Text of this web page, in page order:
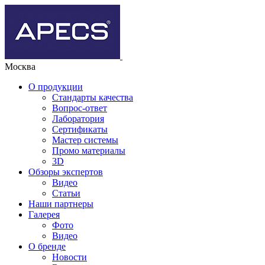
Москва
О продукции
Стандарты качества
Вопрос-ответ
Лаборатория
Сертификаты
Мастер системы
Промо материалы
3D
Обзоры экспертов
Видео
Статьи
Наши партнеры
Галерея
Фото
Видео
О бренде
Новости